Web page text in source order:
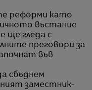
реформи като
въстание
ще гледа с
преговори за
във
сбъднем
заместник-